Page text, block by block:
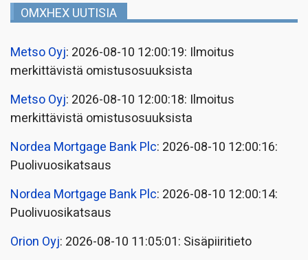
OMXHEX UUTISIA
Metso Oyj: 2026-08-10 12:00:19: Ilmoitus
merkittävistä omistusosuuksista
Metso Oyj: 2026-08-10 12:00:18: Ilmoitus
merkittävistä omistusosuuksista
Nordea Mortgage Bank Plc: 2026-08-10 12:00:16:
Puolivuosikatsaus
Nordea Mortgage Bank Plc: 2026-08-10 12:00:14:
Puolivuosikatsaus
Orion Oyj: 2026-08-10 11:05:01: Sisäpiiritieto